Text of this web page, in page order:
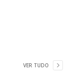
VER TUDO